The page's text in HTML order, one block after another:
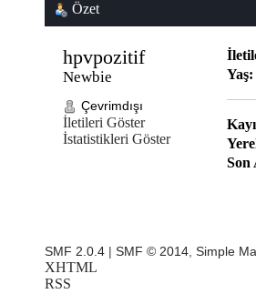
Özet
hpvpozitif
Newbie
Çevrimdışı
İletileri Göster
İstatistikleri Göster
Yaş:
Son
SMF 2.0.4 | SMF © 2014 Simple
XHTML
RSS